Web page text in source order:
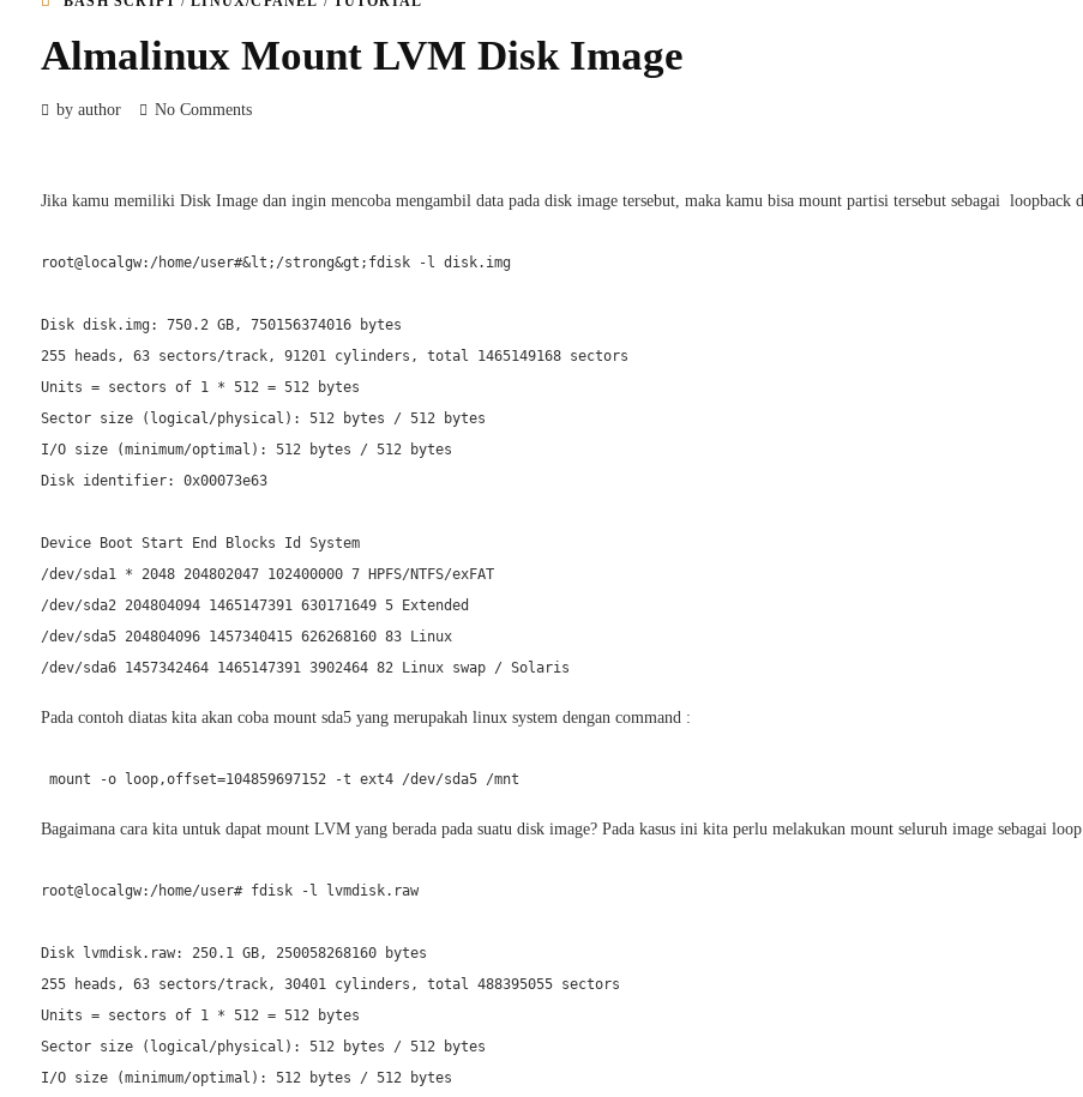
Almalinux Mount LVM Disk Image
by author No Comments
Jika kamu memiliki Disk Image dan ingin mencoba mengambil data pada disk image tersebut, maka kamu bisa mount partisi tersebut sebagai loopback
root@localgw:/home/user#&lt;/strong&gt;fdisk -l disk.img
Disk disk.img: 750.2 GB, 750156374016 bytes
255 heads, 63 sectors/track, 91201 cylinders, total 1465149168 sectors
Units = sectors of 1 * 512 = 512 bytes
Sector size (logical/physical): 512 bytes / 512 bytes
I/O size (minimum/optimal): 512 bytes / 512 bytes
Disk identifier: 0x00073e63
Device Boot Start End Blocks Id System
/dev/sda1 * 2048 204802047 102400000 7 HPFS/NTFS/exFAT
/dev/sda2 204804094 1465147391 630171649 5 Extended
/dev/sda5 204804096 1457340415 626268160 83 Linux
Pada contoh diatas kita akan coba mount sda5 yang merupakah linux system dengan command :
mount -o loop,offset=104859697152 -t ext4 /dev/sda5 /mnt
Bagaimana cara kita untuk dapat mount LVM yang berada pada suatu disk image? Pada kasus ini kita perlu melakukan mount seluruh image sebagai
root@localgw:/home/user# fdisk -l lvmdisk.raw
Disk lvmdisk.raw: 250.1 GB, 250058268160 bytes
255 heads, 63 sectors/track, 30401 cylinders, total 488395055 sectors
Units = sectors of 1 * 512 = 512 bytes
Sector size (logical/physical): 512 bytes / 512 bytes
I/O size (minimum/optimal): 512 bytes / 512 bytes